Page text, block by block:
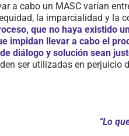
a cabo un MASC varían
la imparcialidad y la
que no haya existido
impidan llevar a cabo el
diálogo y solución sean
ser utilizadas en perjuicio
“Lo